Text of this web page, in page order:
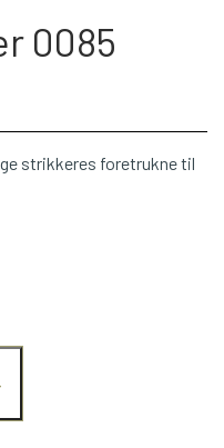
0085
strikkeres foretrukne til